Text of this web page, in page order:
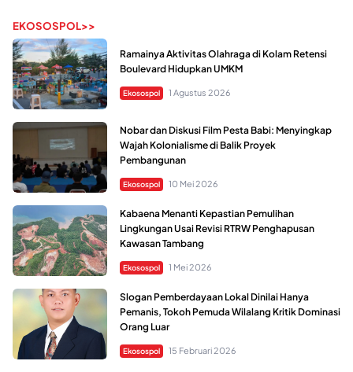
EKOSOSPOL>>
Ramainya Aktivitas Olahraga di Kolam Retensi
Boulevard Hidupkan UMKM
Ekosospol 1 Agustus 2026
Nobar dan Diskusi Film Pesta Babi: Menyingkap
Wajah Kolonialisme di Balik Proyek
Pembangunan
Ekosospol 10 Mei 2026
Kabaena Menanti Kepastian Pemulihan
Lingkungan Usai Revisi RTRW Penghapusan
Kawasan Tambang
Ekosospol 1 Mei 2026
Slogan Pemberdayaan Lokal Dinilai Hanya
Pemanis, Tokoh Pemuda Wilalang Kritik Dominasi
Orang Luar
Ekosospol 15 Februari 2026